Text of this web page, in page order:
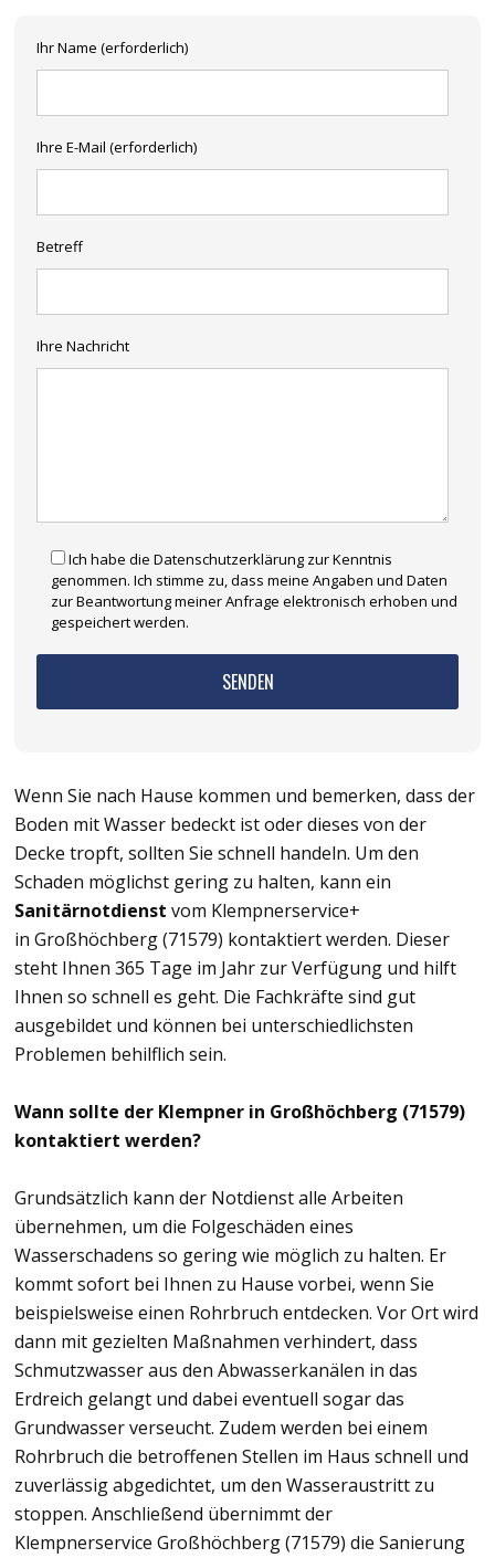
Ihr Name (erforderlich)
Ihre E-Mail (erforderlich)
Betreff
Ihre Nachricht
Ich habe die Datenschutzerklärung zur Kenntnis
genommen. Ich stimme zu, dass meine Angaben und Daten
zur Beantwortung meiner Anfrage elektronisch erhoben und
gespeichert werden.
Wenn Sie nach Hause kommen und bemerken, dass der
Boden mit Wasser bedeckt ist oder dieses von der
Decke tropft, sollten Sie schnell handeln. Um den
Schaden möglichst gering zu halten, kann ein
Sanitärnotdienst vom Klempnerservice+
in Großhöchberg (71579) kontaktiert werden. Dieser
steht Ihnen 365 Tage im Jahr zur Verfügung und hilft
Ihnen so schnell es geht. Die Fachkräfte sind gut
ausgebildet und können bei unterschiedlichsten
Problemen behilflich sein.
Wann sollte der Klempner in Großhöchberg (71579)
kontaktiert werden?
Grundsätzlich kann der Notdienst alle Arbeiten
übernehmen, um die Folgeschäden eines
Wasserschadens so gering wie möglich zu halten. Er
kommt sofort bei Ihnen zu Hause vorbei, wenn Sie
beispielsweise einen Rohrbruch entdecken. Vor Ort wird
dann mit gezielten Maßnahmen verhindert, dass
Schmutzwasser aus den Abwasserkanälen in das
Erdreich gelangt und dabei eventuell sogar das
Grundwasser verseucht. Zudem werden bei einem
Rohrbruch die betroffenen Stellen im Haus schnell und
zuverlässig abgedichtet, um den Wasseraustritt zu
stoppen. Anschließend übernimmt der
Klempnerservice Großhöchberg (71579) die Sanierung